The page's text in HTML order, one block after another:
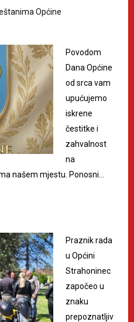
Općine
Povodom
Dana Općine
od srca vam
upućujemo
iskrene
čestitke i
zahvalnost
na
našem mjestu. Ponosni…
Praznik rada
u Općini
Strahoninec
započeo u
znaku
prepoznatljiv